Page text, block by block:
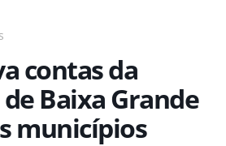
contas da
Baixa Grande
municípios